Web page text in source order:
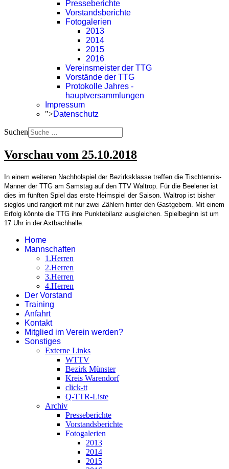
Presseberichte
Vorstandsberichte
Fotogalerien
2013
2014
2015
2016
Vereinsmeister der TTG
Vorstände der TTG
Protokolle Jahres -
hauptversammlungen
Impressum
">Datenschutz
Suchen
Vorschau vom 25.10.2018
In einem weiteren Nachholspiel der Bezirksklasse treffen die Tischtennis-
Männer der TTG am Samstag auf den TTV Waltrop. Für die Beelener ist
dies im fünften Spiel das erste Heimspiel der Saison. Waltrop ist bisher
sieglos und rangiert mit nur zwei Zählern hinter den Gastgebern. Mit einem
Erfolg könnte die TTG ihre Punktebilanz ausgleichen. Spielbeginn ist um
17 Uhr in der Axtbachhalle.
Home
Mannschaften
1.Herren
2.Herren
3.Herren
4.Herren
Der Vorstand
Training
Anfahrt
Kontakt
Mitglied im Verein werden?
Sonstiges
Externe Links
WTTV
Bezirk Münster
Kreis Warendorf
click-tt
Q-TTR-Liste
Archiv
Presseberichte
Vorstandsberichte
Fotogalerien
2013
2014
2015